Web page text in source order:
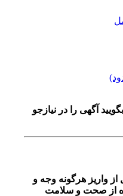
آگهی را در نیازجو
هرگونه وجه و
صحت و سلامت